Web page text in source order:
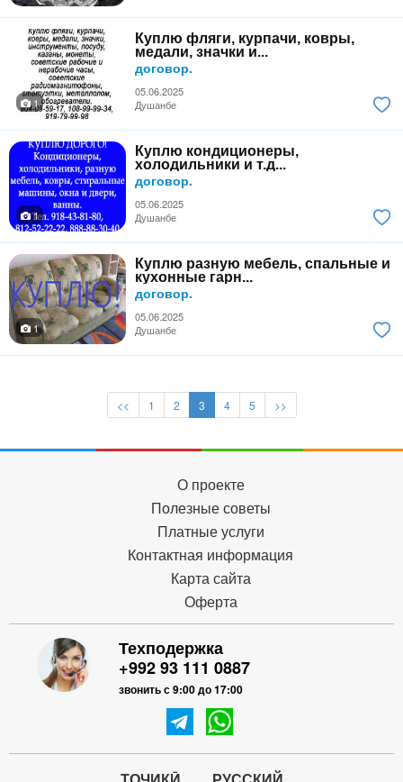
Куплю фляги, курпачи, ковры,
медали, значки и...
договор.
05.06.2025
1
Душанбе
Куплю кондиционеры,
холодильники и т.д...
договор.
05.06.2025
1
Душанбе
Куплю разную мебель, спальные и
кухонные гарн...
договор.
05.06.2025
1
Душанбе
<< 1 2 3 4 5 >>
О проекте
Полезные советы
Платные услуги
Контактная информация
Карта сайта
Оферта
Техподержка
+992 93 111 0887
звонить с 9:00 до 17:00